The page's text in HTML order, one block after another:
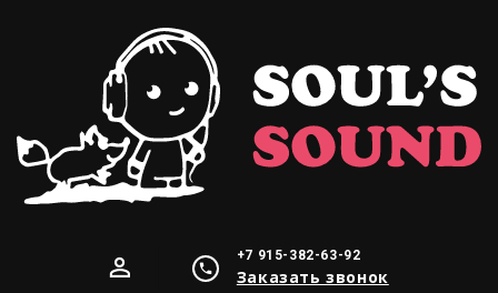
+7 915-382-63-92
Заказать звонок